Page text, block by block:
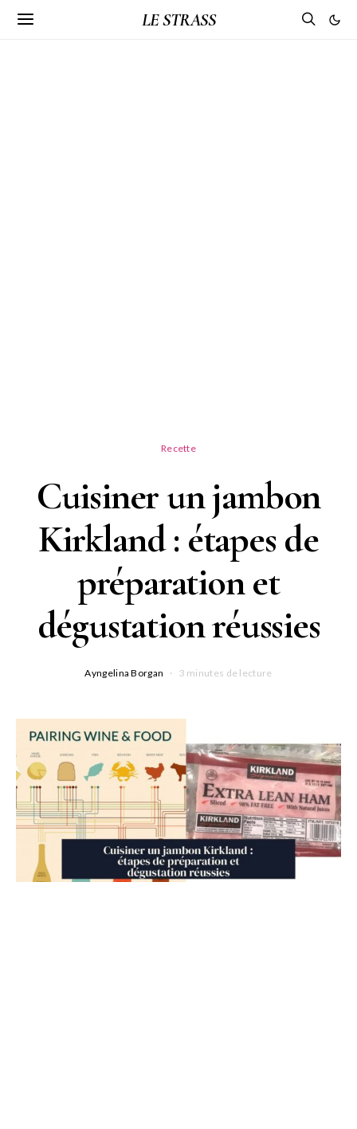
LE STRASS
Recette
Cuisiner un jambon
Kirkland : étapes de
préparation et
dégustation réussies
Ayngelina Borgan 3 minutes de lecture